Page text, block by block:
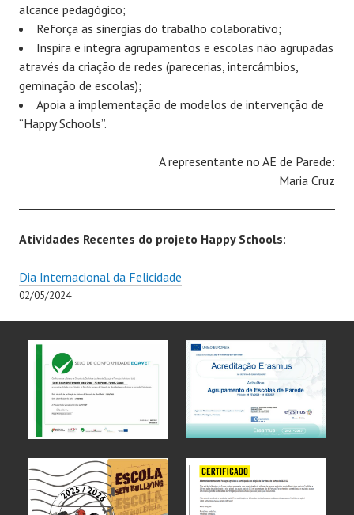
alcance pedagógico;
Reforça as sinergias do trabalho colaborativo;
Inspira e integra agrupamentos e escolas não agrupadas
através da criação de redes (parecerias, intercâmbios,
geminação de escolas);
Apoia a implementação de modelos de intervenção de
“Happy Schools”.
A representante no AE de Parede:
Maria Cruz
Atividades Recentes do projeto Happy Schools:
Dia Internacional da Felicidade
02/05/2024